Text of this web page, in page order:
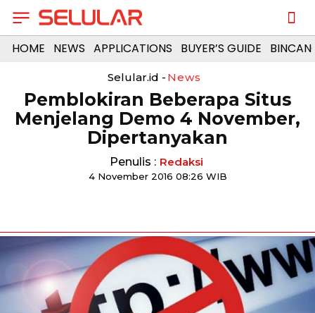
HOME NEWS APPLICATIONS BUYER’S GUIDE
Selular.id - News
Pemblokiran Beberapa Situs
Menjelang Demo 4 November,
Dipertanyakan
Penulis : Redaksi
4 November 2016 08:26 WIB